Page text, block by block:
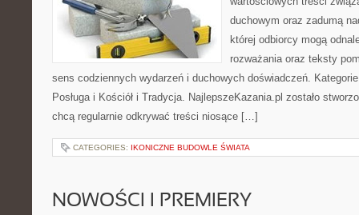
duchowym oraz zadumą
której odbiorcy mogą
rozważania oraz teksty
sens codziennych wydarzeń i duchowych doświadczeń.
Posługa i Kościół i Tradycja. NajlepszeKazania.pl zostało
chcą regularnie odkrywać treści niosące […]
CATEGORIES: IKONICZNE BUDOWLE ŚWIATA
NOWOŚCI I PREMIERY